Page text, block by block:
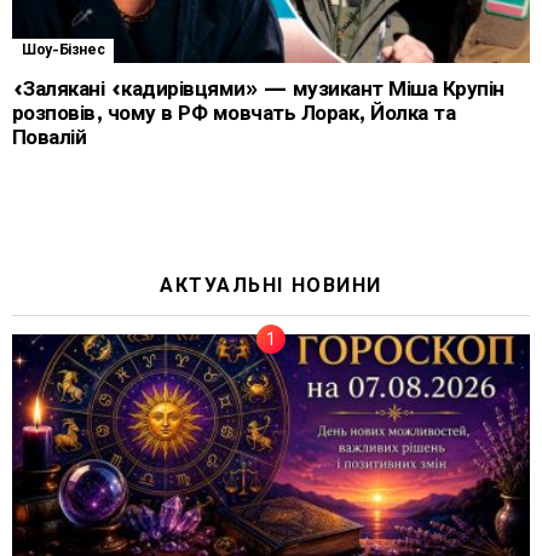
Шоу-Бізнес
«Залякані «кадирівцями» — музикант Міша Крупін
розповів, чому в РФ мовчать Лорак, Йолка та
Повалій
АКТУАЛЬНІ НОВИНИ